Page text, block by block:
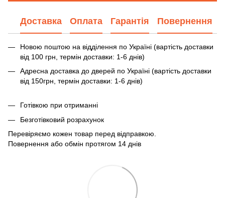
Доставка Оплата Гарантія Повернення
Новою поштою на відділення по Україні (вартість доставки
від 100 грн, термін доставки: 1-6 днів)
Адресна доставка до дверей по Україні (вартість доставки
від 150грн, термін доставки: 1-6 днів)
Готівкою при отриманні
Безготівковий розрахунок
Перевіряємо кожен товар перед відправкою.
Повернення або обмін протягом 14 днів